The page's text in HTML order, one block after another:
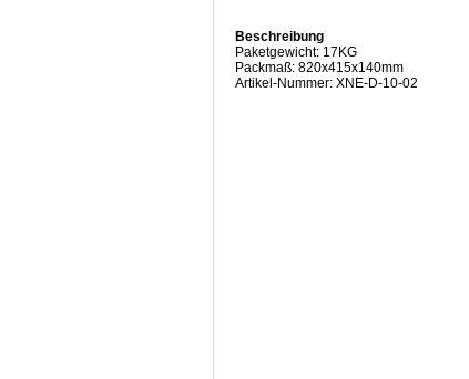
Beschreibung
Paketgewicht: 17KG
Packmaß: 820x415x140mm
Artikel-Nummer: XNE-D-10-02